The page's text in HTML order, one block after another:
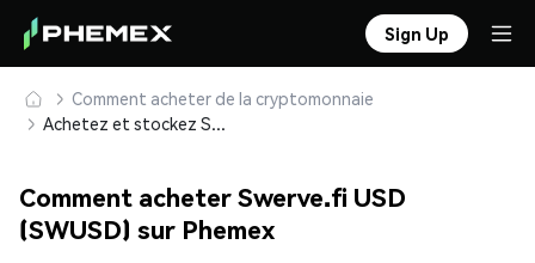
Sign Up
Comment acheter de la cryptomonnaie
Achetez et stockez Swerve.fi USD (SWUSD) en toute sécurité
Comment acheter Swerve.fi USD
(SWUSD) sur Phemex